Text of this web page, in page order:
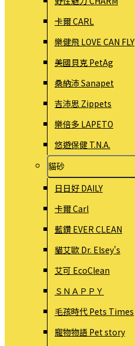
卡爾 CARL
樂健飛 LOVE CAN FLY
美國貝克 PetAg
桑納沛 Sanapet
吉沛思 Zippets
樂倍多 LAPETO
悠遊保健 T.N.A.
貓砂
日日好 DAILY
卡爾 Carl
藍鑽 EVER CLEAN
貓艾歐 Dr. Elsey's
艾可 EcoClean
ＳＮＡＰＰＹ
毛孩時代 Pets Times
寵物物語 Pet story